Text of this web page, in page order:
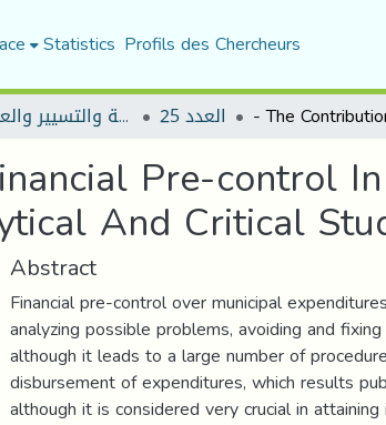
Statistics Profils des Chercheurs
مجلة العلوم الاقتصادية والتسيير والعلوم التجارية العدد 25
Pre-control
And Critical
Abstract
Financial pre-control over municipal
analyzing possible problems, avoiding and
although it leads to a large number of
disbursement of expenditures, which results
although it is considered very crucial in